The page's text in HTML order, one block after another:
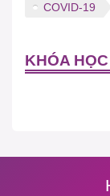
COVID-19
KHÓA